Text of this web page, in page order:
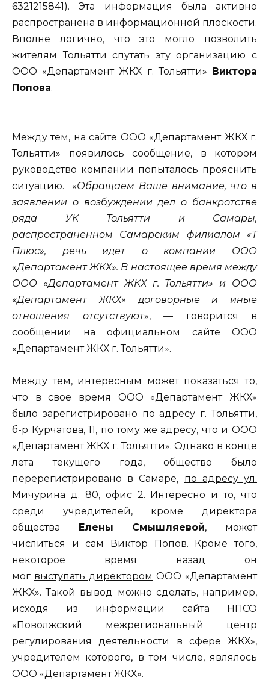
6321215841). Эта информация была активно
распространена в информационной плоскости.
Вполне логично, что это могло позволить
жителям Тольятти спутать эту организацию с
ООО «Департамент ЖКХ г. Тольятти»
Виктора
Попова.
Между тем, на сайте ООО «Департамент ЖКХ г.
Тольятти» появилось сообщение, в котором
руководство компании попыталось прояснить
ситуацию. «Обращаем Ваше внимание, что в
заявлении о возбуждении дел о банкротстве
ряда УК Тольятти и Самары,
распространенном Самарским филиалом «Т
Плюс», речь идет о компании ООО
«Департамент ЖКХ». В настоящее время между
ООО «Департамент ЖКХ г. Тольятти» и ООО
«Департамент ЖКХ» договорные и иные
отношения отсутствуют», — говорится в
сообщении на официальном сайте ООО
«Департамент ЖКХ г. Тольятти».
Между тем, интересным может показаться то,
что в свое время ООО «Департамент ЖКХ»
было зарегистрировано по адресу г. Тольятти,
б-р Курчатова, 11, по тому же адресу, что и ООО
«Департамент ЖКХ г. Тольятти». Однако в конце
лета текущего года, общество было
перерегистрировано в Самаре, по адресу ул.
Мичурина д. 80, офис 2. Интересно и то, что
среди учредителей, кроме директора
общества Елены Смышляевой, может
числиться и сам Виктор Попов. Кроме того,
некоторое время назад он
мог выступать директором ООО «Департамент
ЖКХ». Такой вывод можно сделать, например,
исходя из информации сайта НПСО
«Поволжский межрегиональный центр
регулирования деятельности в сфере ЖКХ»,
учредителем которого, в том числе, являлось
ООО «Департамент ЖКХ».